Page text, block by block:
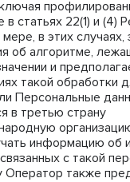
в статьях 22(1) и (4)
в этих случаях,
об алгоритме,
и
такой обработки
Персональные
в третью страну
информацию об
с такой
Оператор также